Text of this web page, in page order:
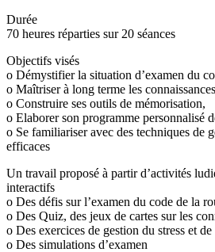
Durée
70 heures réparties sur 20 séances
Objectifs visés
o Démystifier la situation d’examen du
o Maîtriser à long terme les
o Construire ses outils de mémorisation,
o Elaborer son programme personnalisé
o Se familiariser avec des techniques de
efficaces
Un travail proposé à partir d’activités
interactifs
o Des défis sur l’examen du code de la
o Des Quiz, des jeux de cartes sur les
o Des exercices de gestion du stress et
o Des simulations d’examen